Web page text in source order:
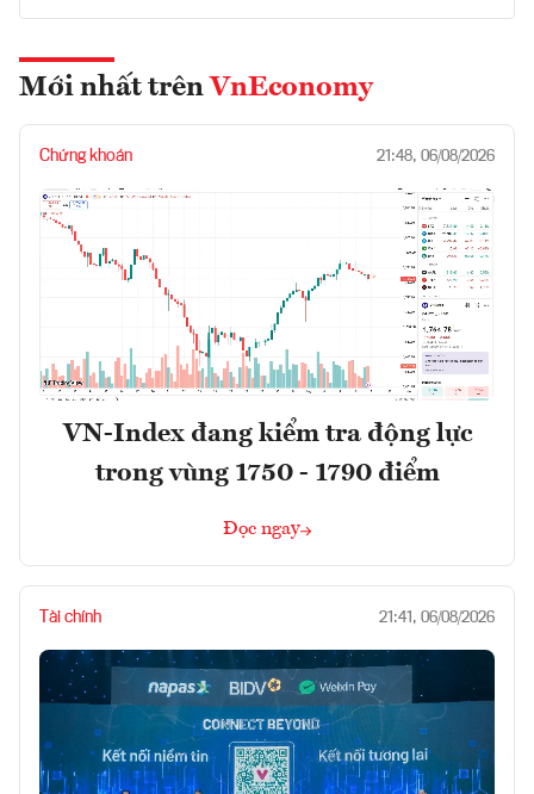
Mới nhất trên VnEconomy
Chứng khoán 21:48, 06/08/2026
VN-Index đang kiểm tra động lực
trong vùng 1750 - 1790 điểm
Đọc ngay
Tài chính 21:41, 06/08/2026